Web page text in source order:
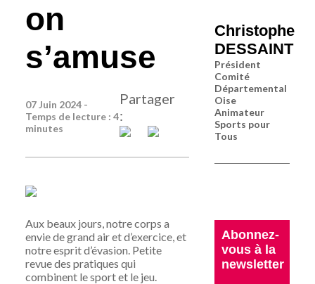
on
s’amuse
07 Juin 2024 -
Temps de lecture : 4
minutes
Partager
:
Aux beaux jours, notre corps a
envie de grand air et d’exercice, et
notre esprit d’évasion. Petite
revuedes pratiques qui
combinent le sport et le jeu.
Christophe
DESSAINT
Président
Comité
Départemental
Oise
Animateur
Sports pour
Tous
Abonnez-
vous à la
newsletter